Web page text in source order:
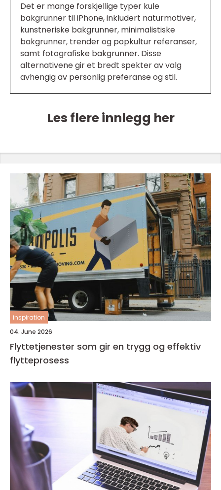
Det er mange forskjellige typer kule
bakgrunner til iPhone, inkludert naturmotiver,
kunstneriske bakgrunner, minimalistiske
bakgrunner, trender og popkultur referanser,
samt fotografiske bakgrunner. Disse
alternativene gir et bredt spekter av valg
avhengig av personlig preferanse og stil.
Les flere innlegg her
inspiration
04. June 2026
Flyttetjenester som gir en trygg og effektiv
flytteprosess